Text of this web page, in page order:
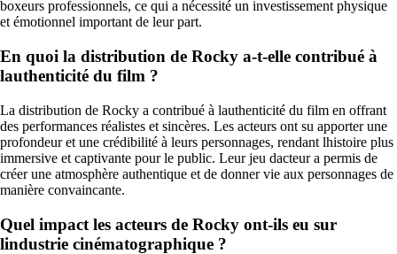
boxeurs professionnels, ce qui a nécessité un investissement physique
et émotionnel important de leur part.
En quoi la distribution de Rocky a-t-elle contribué à
lauthenticité du film ?
La distribution de Rocky a contribué à lauthenticité du film en offrant
des performances réalistes et sincères. Les acteurs ont su apporter une
profondeur et une crédibilité à leurs personnages, rendant lhistoire plus
immersive et captivante pour le public. Leur jeu dacteur a permis de
créer une atmosphère authentique et de donner vie aux personnages de
manière convaincante.
Quel impact les acteurs de Rocky ont-ils eu sur
lindustrie cinématographique ?